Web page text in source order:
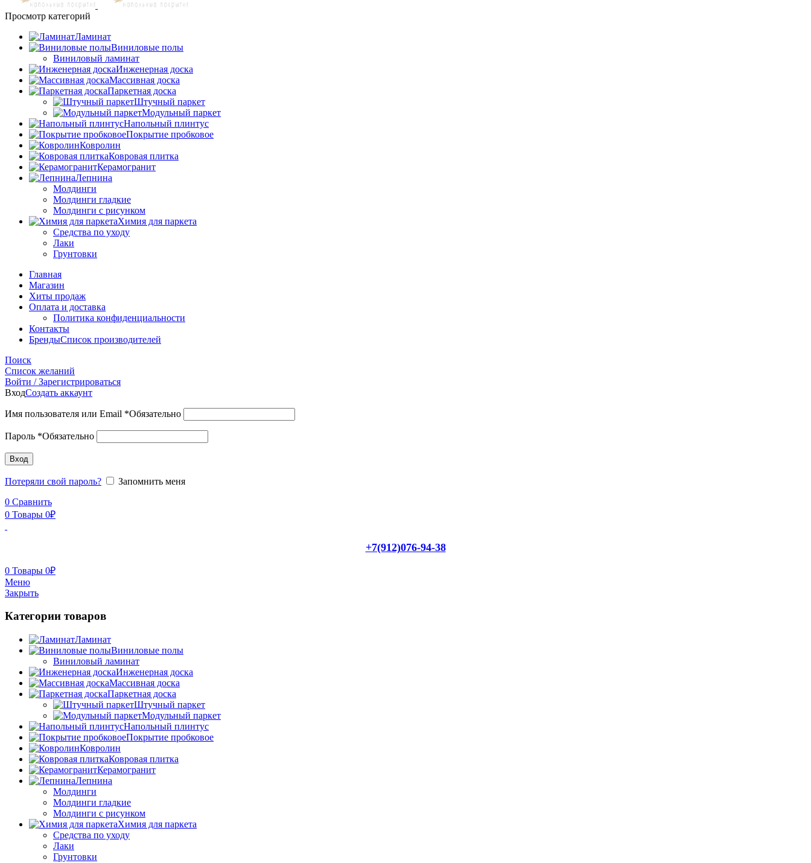
Просмотр категорий
Ламинат
Виниловые полы
Виниловый ламинат
Инженерная доска
Массивная доска
Паркетная доска
Штучный паркет
Модульный паркет
Напольный плинтус
Покрытие пробковое
Ковролин
Ковровая плитка
Керамогранит
Лепнина
Молдинги
Молдинги гладкие
Молдинги с рисунком
Химия для паркета
Средства по уходу
Лаки
Грунтовки
Главная
Магазин
Хиты продаж
Оплата и доставка
Политика конфиденциальности
Контакты
БрендыСписок производителей
Поиск
Список желаний
Войти / Зарегистрироваться
ВходСоздать аккаунт
Имя пользователя или Email *Обязательно
Пароль *Обязательно
Вход
Потеряли свой пароль?
Запомнить меня
0 Сравнить
0 Товары 0₽
+7(912)076-94-38
0 Товары 0₽
Меню
Закрыть
Категории товаров
Ламинат
Виниловые полы
Виниловый ламинат
Инженерная доска
Массивная доска
Паркетная доска
Штучный паркет
Модульный паркет
Напольный плинтус
Покрытие пробковое
Ковролин
Ковровая плитка
Керамогранит
Лепнина
Молдинги
Молдинги гладкие
Молдинги с рисунком
Химия для паркета
Средства по уходу
Лаки
Грунтовки